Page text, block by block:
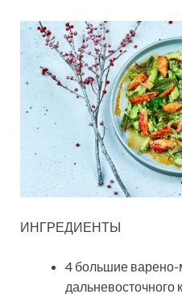
ИНГРЕДИЕНТЫ
4 большие
дальневосточного